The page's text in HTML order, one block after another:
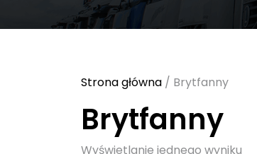
Strona główna / Brytfanny
Brytfanny
Wyświetlanie jednego wyniku